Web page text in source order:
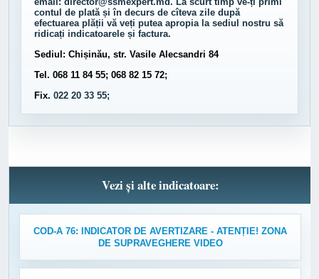
contul de plată și în decurs de cîteva zile după
efectuarea plății vă veți putea apropia la sediul nostru să
ridicați indicatoarele și factura.
Sediul: Chișinău, str. Vasile Alecsandri 84
Tel. 068 11 84 55; 068 82 15 72;
Fix. 022 20 33 55;
Vezi și alte indicatoare:
COD-A 76: INDICATOR DE AVERTIZARE - ATENȚIE! ZONA
DE SUPRAVEGHERE VIDEO